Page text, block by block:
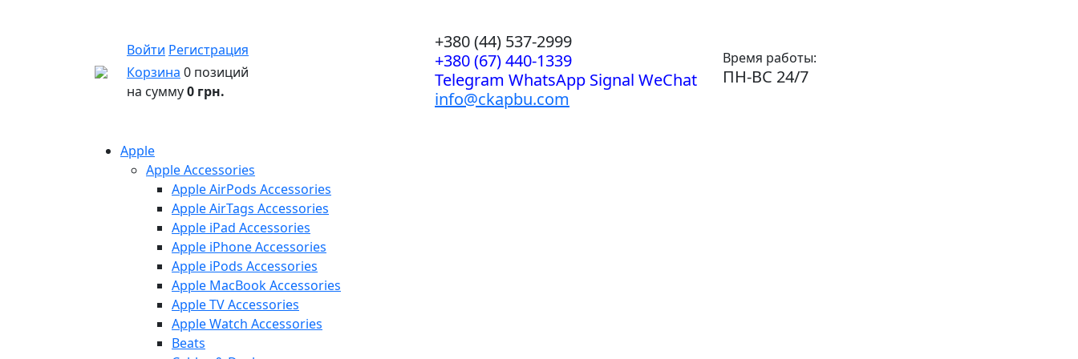
Войти Регистрация
Корзина 0 позиций
на сумму0 грн.
+380 (44) 537-2999
+380 (67) 440-1339
Telegram WhatsApp Signal WeChat
info@ckapbu.com
Время работы:
ПН-ВС 24/7
Apple
Apple Accessories
Apple AirPods Accessories
Apple AirTags Accessories
Apple iPad Accessories
Apple iPhone Accessories
Apple iPods Accessories
Apple MacBook Accessories
Apple TV Accessories
Apple Watch Accessories
Beats